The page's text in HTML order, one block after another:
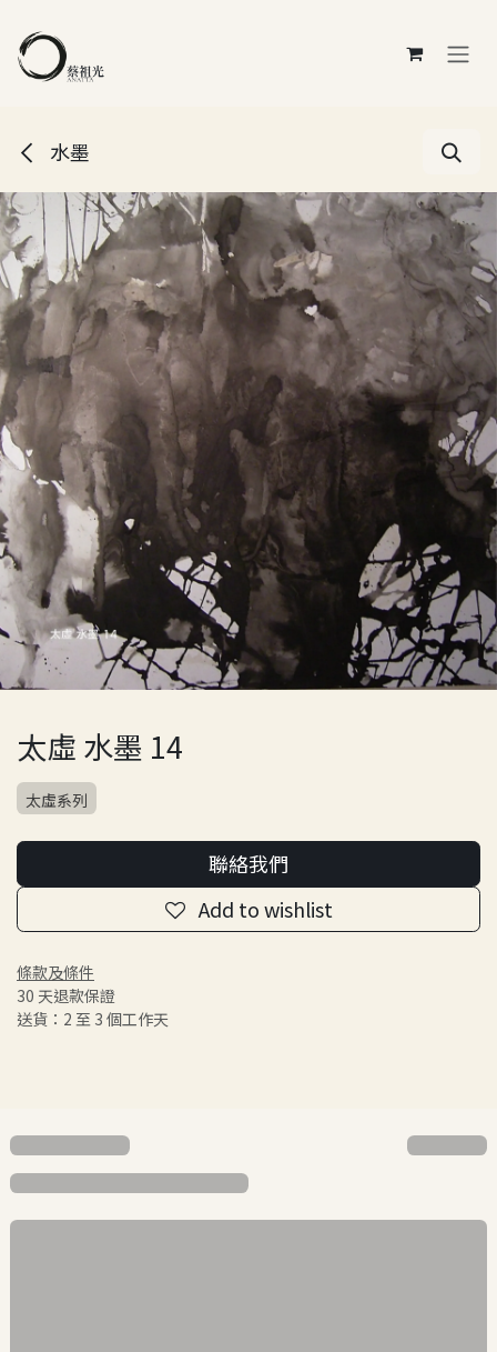
水墨
太虛 水墨 14
太虛系列
聯絡我們
Add to wishlist
條款及條件
30 天退款保證
送貨：2 至 3 個工作天